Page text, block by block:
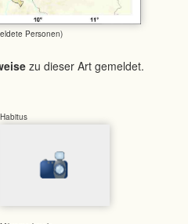
Personen)
zu dieser Art gemeldet.
Habitus